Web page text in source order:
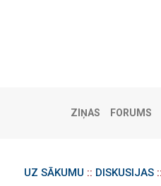
ZIŅAS FORUMS
UZ SĀKUMU :: DISKUSIJAS::